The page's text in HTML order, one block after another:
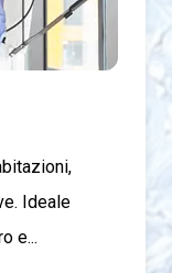
Ideale
e...